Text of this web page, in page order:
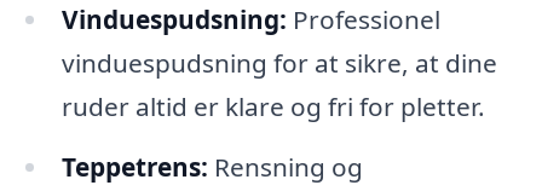
Vinduespudsning: Professionel
vinduespudsning for at sikre, at dine
ruder altid er klare og fri for pletter.
Teppetrens: Rensning og